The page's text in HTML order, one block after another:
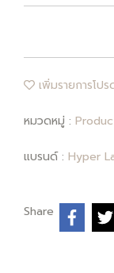
เพิ่มรายการโปร
หมวดหมู่ :
แบรนด์ : Hyper
Share